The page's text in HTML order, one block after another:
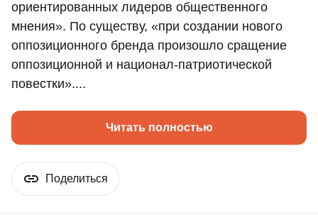
ориентированных лидеров общественного
мнения». По существу, «при создании нового
оппозиционного бренда произошло сращение
оппозиционной и национал-патриотической
повестки»....
Читать полностью
Поделиться